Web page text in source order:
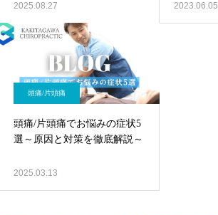
2025.08.27 2023.06.05
頭痛/片頭痛
頭痛/片頭痛でお悩みの症状5
選～原因と対策を徹底解説～
2025.03.13